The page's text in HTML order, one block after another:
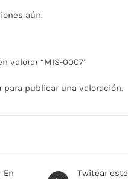
aún.
valorar “MIS-0007”
para publicar una valoración.
En
Twitear este